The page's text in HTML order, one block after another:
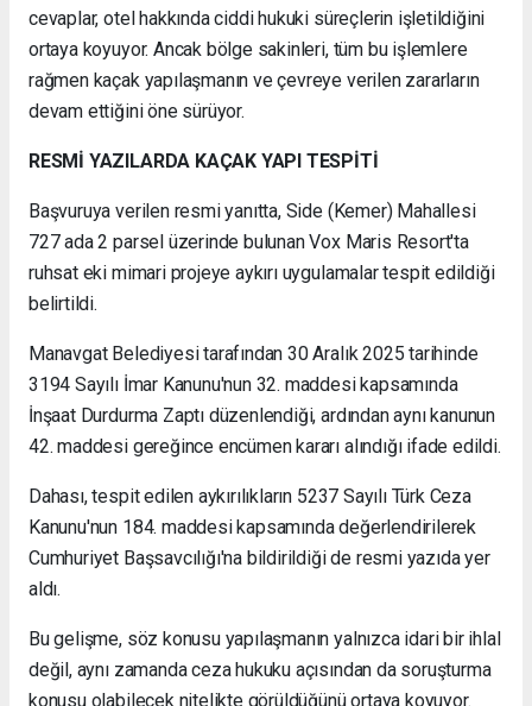
cevaplar, otel hakkında ciddi hukuki süreçlerin işletildiğini
ortaya koyuyor. Ancak bölge sakinleri, tüm bu işlemlere
rağmen kaçak yapılaşmanın ve çevreye verilen zararların
devam ettiğini öne sürüyor.
RESMİ YAZILARDA KAÇAK YAPI TESPİTİ
Başvuruya verilen resmi yanıtta, Side (Kemer) Mahallesi
727 ada 2 parsel üzerinde bulunan Vox Maris Resort'ta
ruhsat eki mimari projeye aykırı uygulamalar tespit edildiği
belirtildi.
Manavgat Belediyesi tarafından 30 Aralık 2025 tarihinde
3194 Sayılı İmar Kanunu'nun 32. maddesi kapsamında
İnşaat Durdurma Zaptı düzenlendiği, ardından aynı kanunun
42. maddesi gereğince encümen kararı alındığı ifade edildi.
Dahası, tespit edilen aykırılıkların 5237 Sayılı Türk Ceza
Kanunu'nun 184. maddesi kapsamında değerlendirilerek
Cumhuriyet Başsavcılığı'na bildirildiği de resmi yazıda yer
aldı.
Bu gelişme, söz konusu yapılaşmanın yalnızca idari bir ihlal
değil, aynı zamanda ceza hukuku açısından da soruşturma
konusu olabilecek nitelikte görüldüğünü ortaya koyuyor.